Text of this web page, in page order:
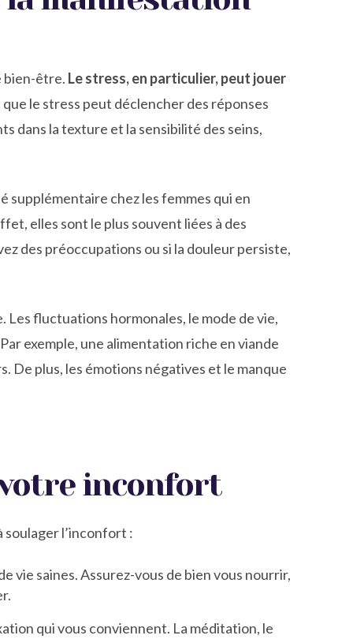
bien-être. Le stress, en particulier, peut jouer
le stress peut déclencher des réponses
dans la texture et la sensibilité des seins,
supplémentaire chez les femmes qui en
elles sont le plus souvent liées à des
des préoccupations ou si la douleur persiste,
Les fluctuations hormonales, le mode de vie,
exemple, une alimentation riche en viande
De plus, les émotions négatives et le manque
inconfort
soulager l’inconfort :
vie saines. Assurez-vous de bien vous nourrir,
qui vous conviennent. La méditation, le